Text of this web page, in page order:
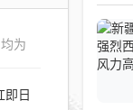
均为